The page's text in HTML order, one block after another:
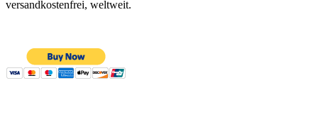
versandkostenfrei, weltweit.